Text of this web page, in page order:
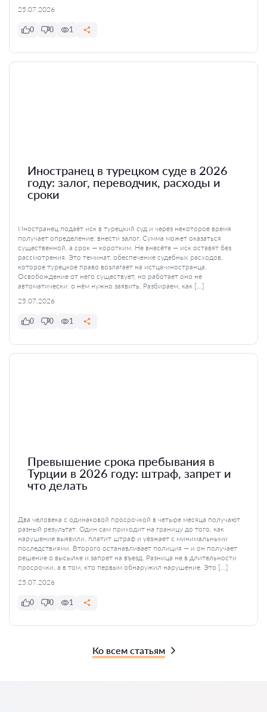
25.07.2026
0 0 1
Иностранец в турецком суде в 2026
году: залог, переводчик, расходы и
сроки
Иностранец подаёт иск в турецкий суд и через некоторое время
получает определение: внести залог. Сумма может оказаться
существенной, а срок — коротким. Не внесёте — иск оставят без
рассмотрения. Это теминат, обеспечение судебных расходов,
которое турецкое право возлагает на истца-иностранца.
Освобождение от него существует, но работает оно не
автоматически: о нём нужно заявить. Разбираем, как […]
25.07.2026
0 0 1
Превышение срока пребывания в
Турции в 2026 году: штраф, запрет и
что делать
Два человека с одинаковой просрочкой в четыре месяца получают
разный результат. Один сам приходит на границу до того, как
нарушение выявили, платит штраф и уезжает с минимальными
последствиями. Второго останавливает полиция — и он получает
решение о высылке и запрет на въезд. Разница не в длительности
просрочки, а в том, кто первым обнаружил нарушение. Это […]
25.07.2026
0 0 1
Ко всем статьям